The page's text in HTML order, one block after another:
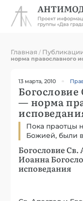
Главная /
норма православного
13 марта, 2010
— норма
Пока праотцы
Божией, были
Богословие Св.
Иоанна
исповедания